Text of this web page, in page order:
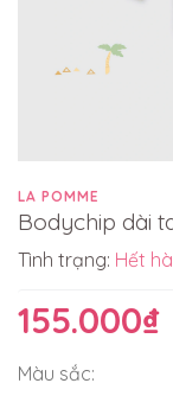
LA POMME
Bodychip dài
Tình trạng: Hết
155.000₫
Màu sắc: